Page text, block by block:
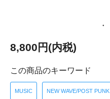
8,800円(内税)
この商品のキーワード
MUSIC NEW WAVE/POST PUNK